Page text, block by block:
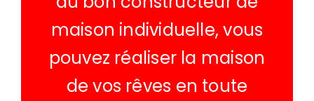
maison individuelle, vous
pouvez réaliser la maison
de vos rêves en toute